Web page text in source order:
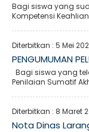
Bagi siswa yang
Kompetensi
Diterbitkan : 5 Mei
PENGUMUMAN
Bagi siswa yang
Penilaian Sumatif
Diterbitkan : 8 Maret
Nota Dinas